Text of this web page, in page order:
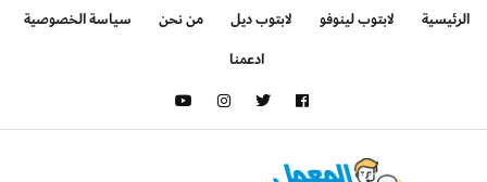
الرئيسية لابتوب لينوفو لابتوب ديل من نحن
سياسة الخصوصية
ادعمنا